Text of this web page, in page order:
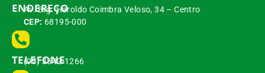
ENDEREÇO
Av. Brg. Haroldo Coimbra Veloso, 34 – Centro
CEP: 68195-000
TELEFONE
(93) 3542-1266